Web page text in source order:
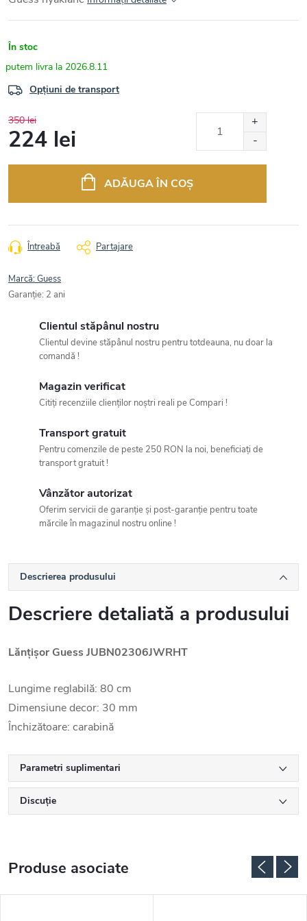
În stoc
2026.8.11
Opțiuni de transport
350 lei
224 lei
ADĂUGA ÎN COŞ
Întreabă Partajare
Marcă:Guess
Garanţie: 2 ani
Clientul stăpânul nostru
Clientul devine stăpânul nostru pentru totdeauna, nu doar la
comandă !
Magazin verificat
Citiți recenziile clienților noștri reali pe Compari !
Transport gratuit
Pentru comenzile de peste 250 RON la noi, beneficiați de
transport gratuit !
Vânzător autorizat
Oferim servicii de garanție și post-garanție pentru toate
mărcile în magazinul nostru online !
Descrierea produsului
Descriere detaliată a produsului
Lănțișor Guess JUBN02306JWRHT
Lungime reglabilă: 80 cm
Dimensiune decor: 30 mm
Închizătoare: carabină
Parametri suplimentari
Discuţie
Produse asociate